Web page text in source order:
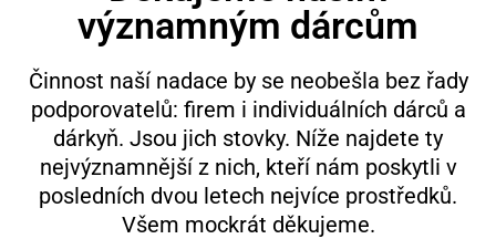
významným dárcům
Činnost naší nadace by se neobešla bez řady
podporovatelů: firem i individuálních dárců a
dárkyň. Jsou jich stovky. Níže najdete ty
nejvýznamnější z nich, kteří nám poskytli v
posledních dvou letech nejvíce prostředků.
Všem mockrát děkujeme.